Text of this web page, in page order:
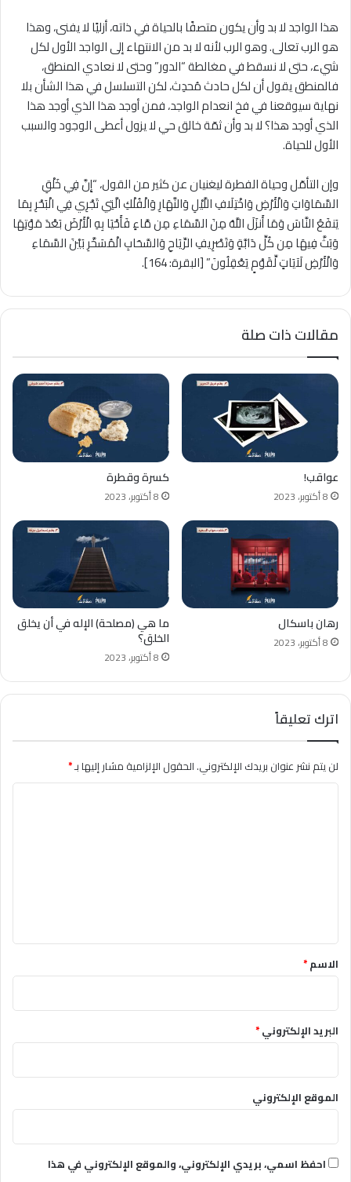
هذا الواجد لا بد وأن يكون متصفًا بالحياة في ذاته، أزليًا لا يفنى، وهذا
هو الرب تعالى. وهو الرب لأنه لا بد من الانتهاء إلى الواجد الأول لكل
شيء، حتى لا نسقط في مغالطة “الدور” وحتى لا نعادي المنطق،
فالمنطق يقول أن لكل حادث مُحدِث، لكن التسلسل في هذا الشأن بلا
نهاية سيوقعنا في فخ انعدام الواجد، فمن أوجد هذا الذي أوجد هذا
الذي أوجد هذا؟ لا بد وأن ثمّة خالق حي لا يزول أعطى الوجود والسبب
الأول للحياة.
وإن التأمّل وحياة الفطرة ليغنيان عن كثير من القول، “إِنَّ فِي خَلْقِ
السَّمَاوَاتِ وَالْأَرْضِ وَاخْتِلَافِ اللَّيْلِ وَالنَّهَارِ وَالْفُلْكِ الَّتِي تَجْرِي فِي الْبَحْرِ بِمَا
يَنفَعُ النَّاسَ وَمَا أَنزَلَ اللَّهُ مِنَ السَّمَاءِ مِن مَّاءٍ فَأَحْيَا بِهِ الْأَرْضَ بَعْدَ مَوْتِهَا
وَبَثَّ فِيهَا مِن كُلِّ دَابَّةٍ وَتَصْرِيفِ الرِّيَاحِ وَالسَّحَابِ الْمُسَخَّرِ بَيْنَ السَّمَاءِ
وَالْأَرْضِ لَآيَاتٍ لِّقَوْمٍ يَعْقِلُونَ” [البقرة: 164].
مقالات ذات صلة
عواقب!
8 أكتوبر، 2023
كسرة وقطرة
8 أكتوبر، 2023
رهان باسكال
8 أكتوبر، 2023
ما هي (مصلحة) الإله في أن يخلق
الخلق؟
8 أكتوبر، 2023
اترك تعليقاً
لن يتم نشر عنوان بريدك الإلكتروني.الحقول الإلزامية مشار إليها بـ*
*الاسم*
البريد الإلكتروني*
الموقع الإلكتروني
احفظ اسمي، بريدي الإلكتروني، والموقع الإلكتروني في هذا